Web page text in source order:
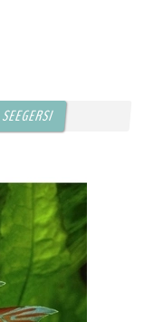
SEEGERSI